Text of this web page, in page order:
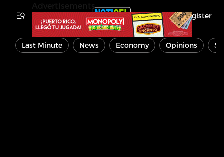
Register
Last Minute News Economy Opinions
Advertisements